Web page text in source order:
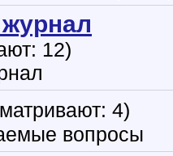
12)
4)
вопросы